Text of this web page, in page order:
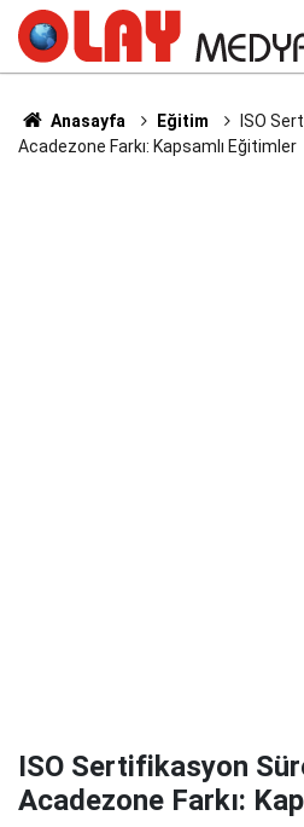
Anasayfa Eğitim
ISO
Acadezone Farkı: Kapsamlı Eğitimler
ISO Sertifikasyon
Acadezone Farkı: